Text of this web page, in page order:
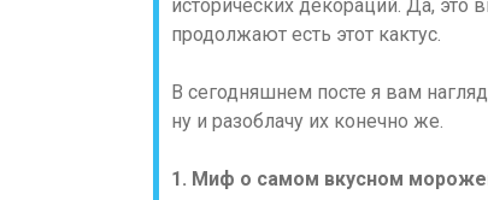
исторических декораций. Да,
продолжают есть этот кактус.
В сегодняшнем посте я вам
ну и разоблачу их конечно же.
1. Миф о самом вкусном